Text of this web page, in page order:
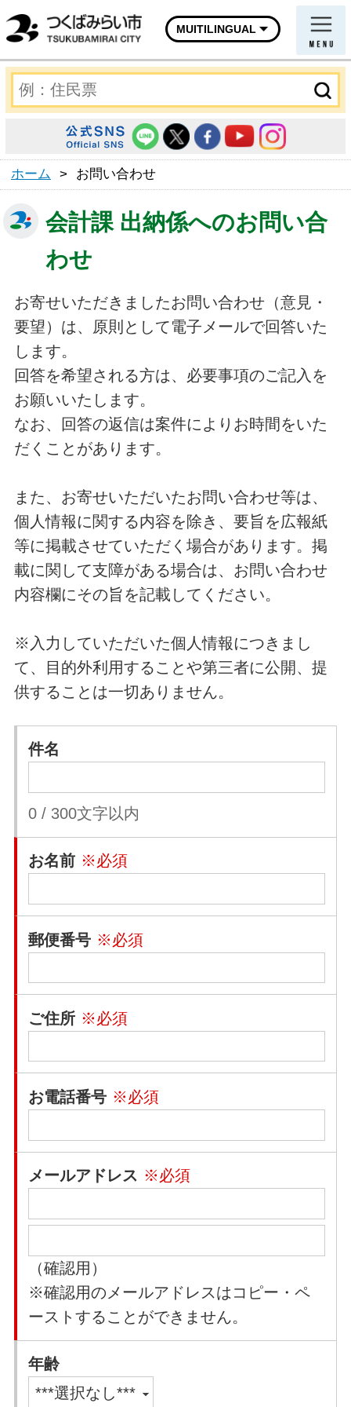
MUITILINGUAL
ホーム > お問い合わせ
会計課 出納係へのお問い合
わせ
お寄せいただきましたお問い合わせ（意見・
要望）は、原則として電子メールで回答いた
します。
回答を希望される方は、必要事項のご記入を
お願いいたします。
なお、回答の返信は案件によりお時間をいた
だくことがあります。
また、お寄せいただいたお問い合わせ等は、
個人情報に関する内容を除き、要旨を広報紙
等に掲載させていただく場合があります。掲
載に関して支障がある場合は、お問い合わせ
内容欄にその旨を記載してください。
※入力していただいた個人情報につきまし
て、目的外利用することや第三者に公開、提
供することは一切ありません。
件名
0 / 300文字以内
お名前 ※必須
郵便番号 ※必須
ご住所 ※必須
お電話番号 ※必須
メールアドレス ※必須
（確認用）
※確認用のメールアドレスはコピー・ペ
ーストすることができません。
年齢